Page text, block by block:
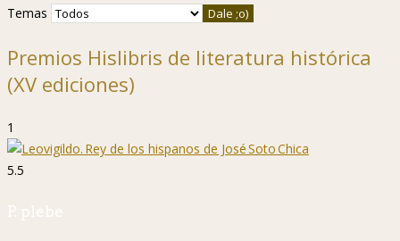
Temas
Premios Hislibris de literatura histórica
(XV ediciones)
1
5.5
P. plebe